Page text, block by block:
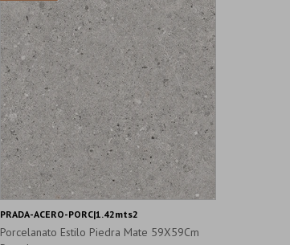
Porcelanato Estilo Piedra Mate 59X59Cm
PRADA-ACERO-PORC|1.42mts2